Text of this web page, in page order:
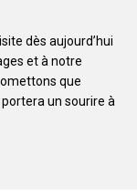
dès aujourd’hui
et à notre
que
un sourire à